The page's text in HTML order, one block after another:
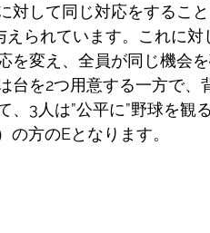
対して同じ対応をするこ
えられています。これに
を変え、全員が同じ機会
台を2つ用意する一方で
、3人は”公平に”野球を観
の方のEとなります。